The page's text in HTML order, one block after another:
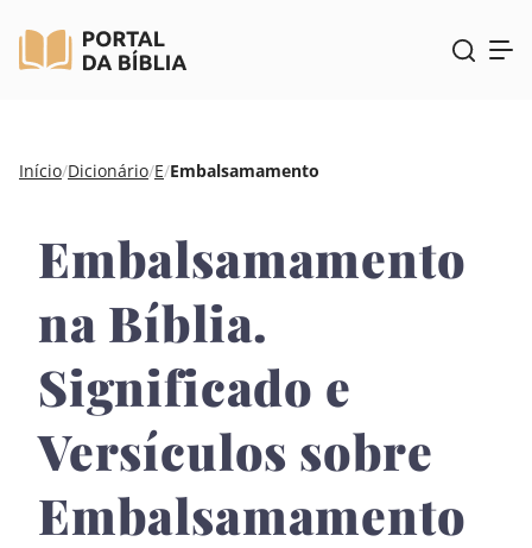
Pular
conteúdo
Início/Dicionário/E/Embalsamamento
Embalsamamento
na Bíblia.
Significado e
Versículos sobre
Embalsamamento